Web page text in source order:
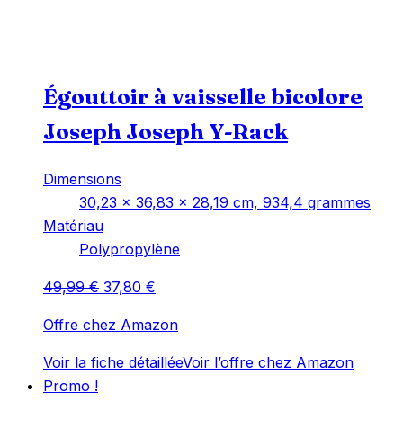
Égouttoir à vaisselle bicolore
Joseph Joseph Y-Rack
Dimensions
‎30,23 x 36,83 x 28,19 cm, 934,4 grammes
Matériau
‎Polypropylène
49,99€ Le
initial
était :
37,80 €
actuel
est :
Offre chez Amazon
Voir la fiche détailléeVoir l’offre chez Amazon
Promo !